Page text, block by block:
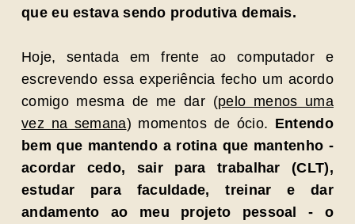
que eu estava sendo produtiva demais.
Hoje, sentada em frente ao computador e
escrevendo essa experiência fecho um acordo
comigo mesma de me dar (pelo menos uma
vez na semana) momentos de ócio. Entendo
bem que mantendo a rotina que mantenho -
acordar cedo, sair para trabalhar (CLT),
estudar para faculdade, treinar e dar
andamento ao meu projeto pessoal - o